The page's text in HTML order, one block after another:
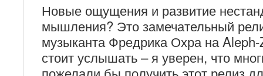
Новые ощущения и развитие
мышления? Это замечательный
музыканта Фредрика Охра на
стоит услышать – я уверен, что